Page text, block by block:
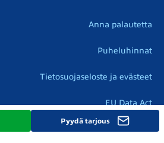
Pyydä tarjous
Anna palautetta
Puheluhinnat
Tietosuojaseloste ja evästeet
EU Data Act